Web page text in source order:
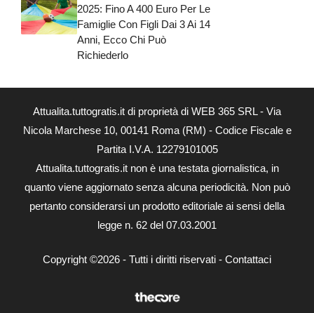
2025: Fino A 400 Euro Per Le
Famiglie Con Figli Dai 3 Ai 14
Anni, Ecco Chi Può
Richiederlo
Attualita.tuttogratis.it di proprietà di WEB 365 SRL - Via
Nicola Marchese 10, 00141 Roma (RM) - Codice Fiscale e
Partita I.V.A. 12279101005
Attualita.tuttogratis.it non è una testata giornalistica, in
quanto viene aggiornato senza alcuna periodicità. Non può
pertanto considerarsi un prodotto editoriale ai sensi della
legge n. 62 del 07.03.2001
Copyright ©2026 - Tutti i diritti riservati - Contattaci